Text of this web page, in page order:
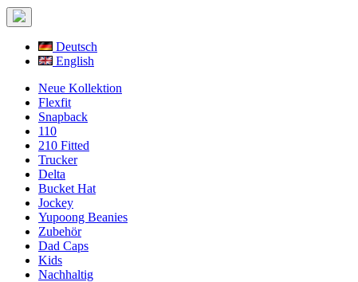
Deutsch
English
Neue Kollektion
Flexfit
Snapback
110
210 Fitted
Trucker
Delta
Bucket Hat
Jockey
Yupoong Beanies
Zubehör
Dad Caps
Kids
Nachhaltig